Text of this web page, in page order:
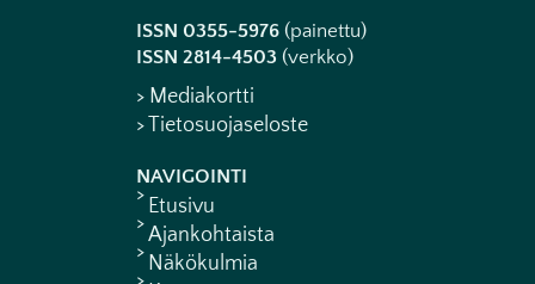
ISSN 0355-5976 (painettu)
ISSN 2814-4503 (verkko)
> Mediakortti
> Tietosuojaseloste
NAVIGOINTI
Etusivu
Ajankohtaista
Näkökulmia